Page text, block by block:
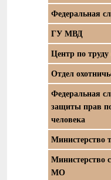
Федеральная
ГУ МВД
Центр по
Отдел
Федеральная
защиты прав
человека
Министерство
Министерство
МО